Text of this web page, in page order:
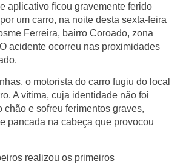
aplicativo ficou gravemente ferido
um carro, na noite desta sexta-feira
Ferreira, bairro Coroado, zona
acidente ocorreu nas proximidades
o motorista do carro fugiu do local
. A vítima, cuja identidade não foi
chão e sofreu ferimentos graves,
pancada na cabeça que provocou
realizou os primeiros